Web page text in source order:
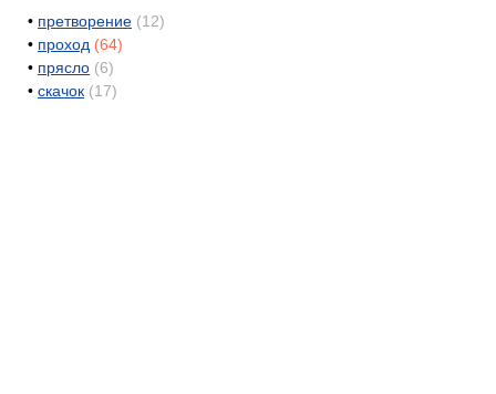
• претворение (12)
• проход (64)
• прясло (6)
• скачок (17)